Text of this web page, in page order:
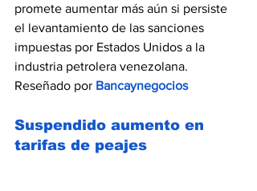
promete aumentar más aún si persiste
el levantamiento de las sanciones
impuestas por Estados Unidos a la
industria petrolera venezolana.
Reseñado por Bancaynegocios
Suspendido aumento en
tarifas de peajes